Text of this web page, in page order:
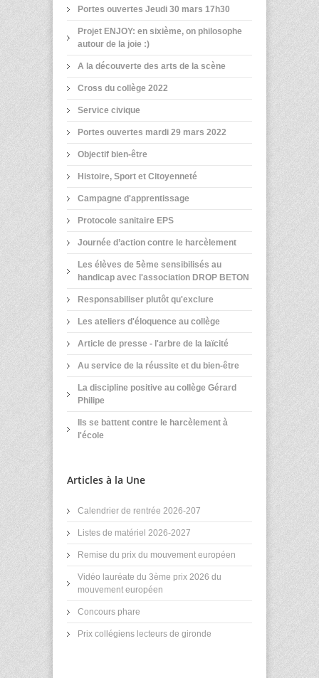
Portes ouvertes Jeudi 30 mars 17h30
Projet ENJOY: en sixième, on philosophe
autour de la joie :)
A la découverte des arts de la scène
Cross du collège 2022
Service civique
Portes ouvertes mardi 29 mars 2022
Objectif bien-être
Histoire, Sport et Citoyenneté
Campagne d'apprentissage
Protocole sanitaire EPS
Journée d’action contre le harcèlement
Les élèves de 5ème sensibilisés au
handicap avec l'association DROP BETON
Responsabiliser plutôt qu'exclure
Les ateliers d'éloquence au collège
Article de presse - l'arbre de la laïcité
Au service de la réussite et du bien-être
La discipline positive au collège Gérard
Philipe
Ils se battent contre le harcèlement à
l'école
Articles à la Une
Calendrier de rentrée 2026-207
Listes de matériel 2026-2027
Remise du prix du mouvement européen
Vidéo lauréate du 3ème prix 2026 du
mouvement européen
Concours phare
Prix collégiens lecteurs de gironde